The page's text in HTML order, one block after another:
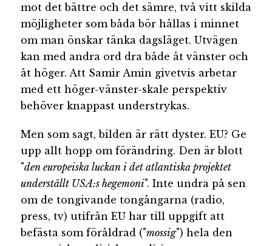
mot det bättre och det sämre, två vitt skilda
möjligheter som båda bör hållas i minnet
om man önskar tänka dagsläget. Utvägen
kan med andra ord dra både åt vänster och
åt höger. Att Samir Amin givetvis arbetar
med ett höger-vänster-skale perspektiv
behöver knappast understrykas.
Men som sagt, bilden är rätt dyster. EU? Ge
upp allt hopp om förändring. Den är blott
"den europeiska luckan i det atlantiska projektet
underställt USA:s hegemoni". Inte undra på sen
om de tongivande tongångarna (radio,
press, tv) utifrån EU har till uppgift att
befästa som föråldrad ("mossig") hela den